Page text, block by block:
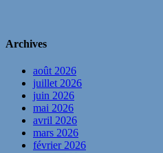
Archives
août 2026
juillet 2026
juin 2026
mai 2026
avril 2026
mars 2026
février 2026